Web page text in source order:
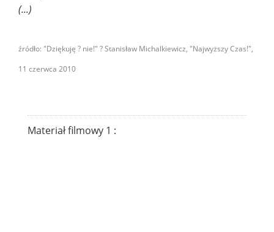
(...)
źródło: "Dziękuję ? nie!" ? Stanisław Michalkiewicz, "Najwyższy Czas!",
11 czerwca 2010
Materiał filmowy 1 :